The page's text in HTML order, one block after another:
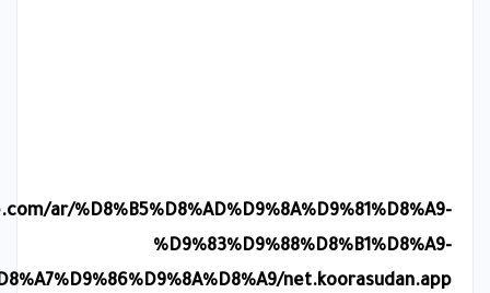
ar/%D8%B5%D8%AD%D9%8A%D9%81%D8%A9-
%D9%83%D9%88%D8%B1%D8%A9-
net.koorasudan.app